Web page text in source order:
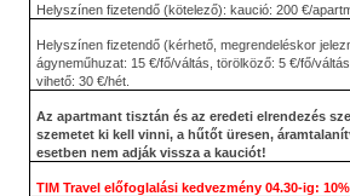
Helyszínen fizetendő (kötelező): kaució: 200 €/
Helyszínen fizetendő (kérhető, megrendeléskor
ágyneműhuzat: 15 €/fő/váltás, törölköző: 5 €/fő/
vihető: 30 €/hét.
Az apartmant tisztán és az eredeti elrendezés
szemetet ki kell vinni, a hűtőt üresen,
esetben nem adják vissza a kauciót!
TIM Travel előfoglalási kedvezmény 04.30-ig: